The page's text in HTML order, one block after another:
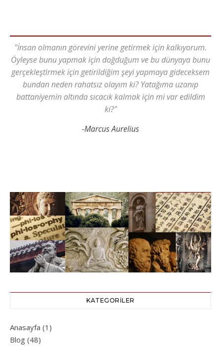
"İnsan olmanın görevini yerine getirmek için kalkıyorum.
Öyleyse bunu yapmak için doğduğum ve bu dünyaya bunu
gerçekleştirmek için getirildiğim şeyi yapmaya gideceksem
bundan neden rahatsız olayım ki? Yatağıma uzanıp
battaniyemin altında sıcacık kalmak için mi var edildim
ki?"
-Marcus Aurelius
KATEGORILER
Anasayfa (1)
Blog (48)